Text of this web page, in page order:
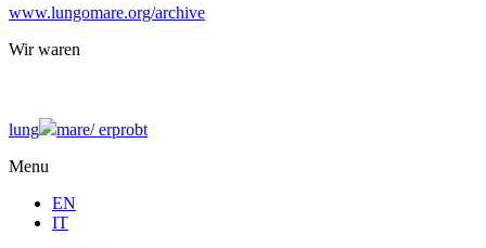
www.lungomare.org/archive
Wir waren
lung mare/erprobt
Menu
EN
IT